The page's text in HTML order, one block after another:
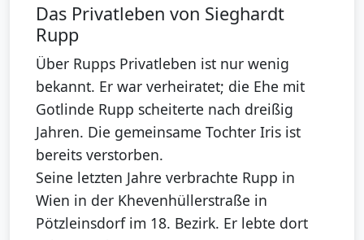
Das Privatleben von Sieghardt
Rupp
Über Rupps Privatleben ist nur wenig
bekannt. Er war verheiratet; die Ehe mit
Gotlinde Rupp scheiterte nach dreißig
Jahren. Die gemeinsame Tochter Iris ist
bereits verstorben.
Seine letzten Jahre verbrachte Rupp in
Wien in der Khevenhüllerstraße in
Pötzleinsdorf im 18. Bezirk. Er lebte dort